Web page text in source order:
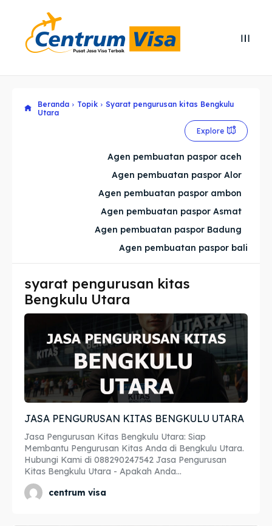
Cari
Cari
Explore our destinations
Imta
Legalisir
Apostille
Penerjemah
Asuransi
Explore our destinations
Imta
Legalisir
Apostille
Penerjemah
Asuransi
Beranda Topik
Syarat pengurusan kitas Bengkulu
Utara
Explore
Agen pembuatan paspor aceh
Agen pembuatan paspor Alor
Agen pembuatan paspor ambon
Agen pembuatan paspor Asmat
Agen pembuatan paspor Badung
Agen pembuatan paspor bali
syarat pengurusan kitas
Bengkulu Utara
JASA PENGURUSAN KITAS BENGKULU UTARA
Jasa Pengurusan Kitas Bengkulu Utara: Siap
Membantu Pengurusan Kitas Anda di Bengkulu Utara.
Hubungi Kami di 088290247542 Jasa Pengurusan
Kitas Bengkulu Utara - Apakah Anda...
centrum visa